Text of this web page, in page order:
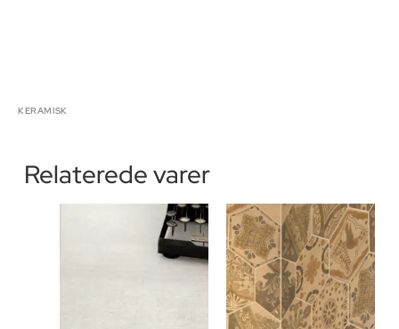
KERAMISK
Relaterede varer